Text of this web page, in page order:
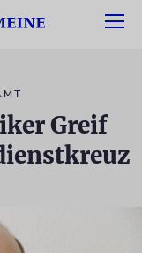
Greif